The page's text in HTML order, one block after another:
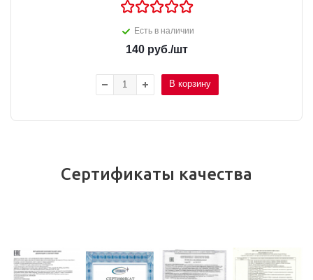
Есть в наличии
140 руб./шт
В корзину
Сертификаты качества